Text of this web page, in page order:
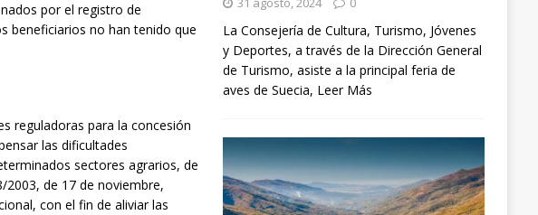
por el registro de
beneficiarios no han tenido que
reguladoras para la concesión
las dificultades
sectores agrarios, de
2003, de 17 de noviembre,
con el fin de aliviar las
La Consejería de Cultura, Turismo, Jóvenes
y Deportes, a través de la Dirección General
de Turismo, asiste a la principal feria de
aves de Suecia, Leer Más